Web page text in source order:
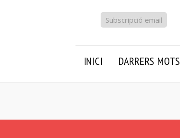
Subscripció email
INICI DARRERS MOTS